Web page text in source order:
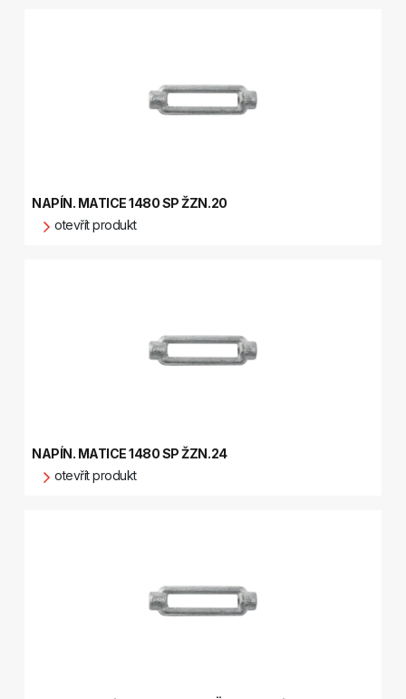
NAPÍN. MATICE 1480 SP ŽZN.20
otevřít produkt
NAPÍN. MATICE 1480 SP ŽZN.24
otevřít produkt